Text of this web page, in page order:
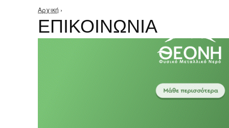
Είστε εδώ
Αρχική ›
ΕΠΙΚΟΙΝΩΝΙΑ